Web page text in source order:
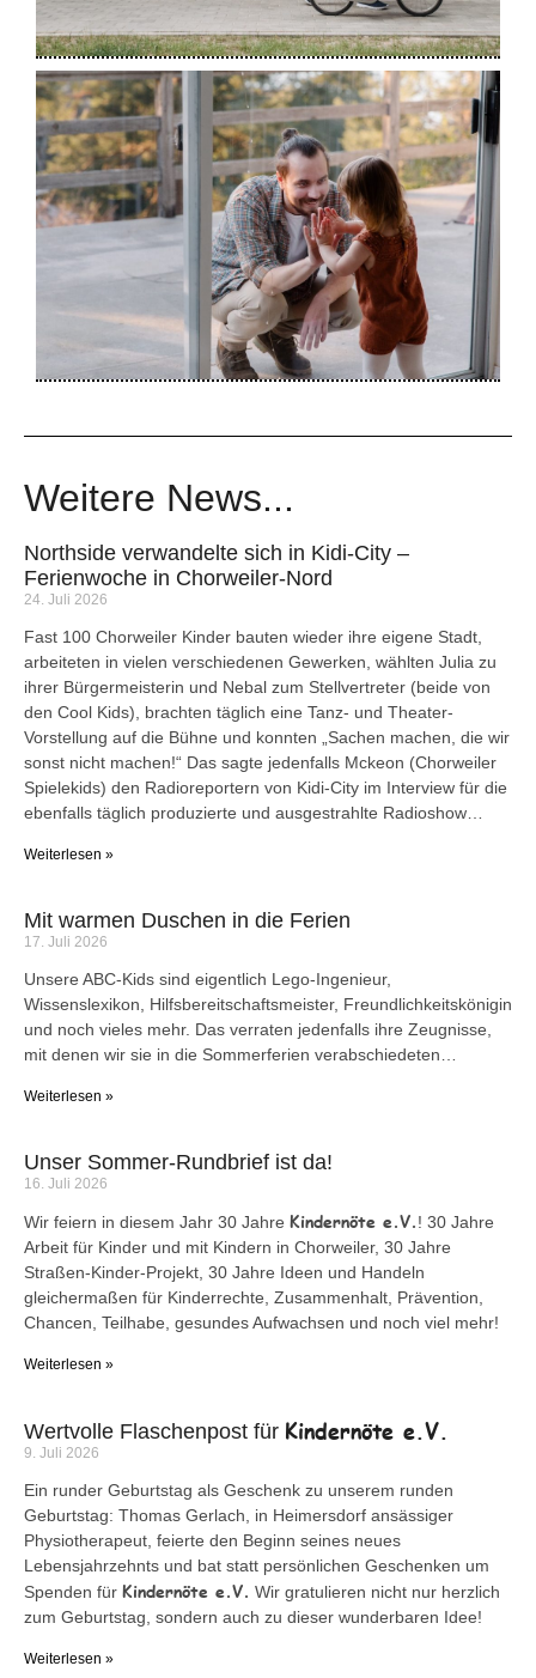
Weitere News...
Northside verwandelte sich in Kidi-City –
Ferienwoche in Chorweiler-Nord
24. Juli 2026
Fast 100 Chorweiler Kinder bauten wieder ihre eigene Stadt,
arbeiteten in vielen verschiedenen Gewerken, wählten Julia zu
ihrer Bürgermeisterin und Nebal zum Stellvertreter (beide von
den Cool Kids), brachten täglich eine Tanz- und Theater-
Vorstellung auf die Bühne und konnten „Sachen machen, die wir
sonst nicht machen!“ Das sagte jedenfalls Mckeon (Chorweiler
Spielekids) den Radioreportern von Kidi-City im Interview für die
ebenfalls täglich produzierte und ausgestrahlte Radioshow…
Weiterlesen »
Mit warmen Duschen in die Ferien
17. Juli 2026
Unsere ABC-Kids sind eigentlich Lego-Ingenieur,
Wissenslexikon, Hilfsbereitschaftsmeister, Freundlichkeitskönigin
und noch vieles mehr. Das verraten jedenfalls ihre Zeugnisse,
mit denen wir sie in die Sommerferien verabschiedeten…
Weiterlesen »
Unser Sommer-Rundbrief ist da!
16. Juli 2026
Wir feiern in diesem Jahr 30 Jahre Kindernöte e.V.! 30 Jahre
Arbeit für Kinder und mit Kindern in Chorweiler, 30 Jahre
Straßen-Kinder-Projekt, 30 Jahre Ideen und Handeln
gleichermaßen für Kinderrechte, Zusammenhalt, Prävention,
Chancen, Teilhabe, gesundes Aufwachsen und noch viel mehr!
Weiterlesen »
Wertvolle Flaschenpost für Kindernöte e.V.
9. Juli 2026
Ein runder Geburtstag als Geschenk zu unserem runden
Geburtstag: Thomas Gerlach, in Heimersdorf ansässiger
Physiotherapeut, feierte den Beginn seines neues
Lebensjahrzehnts und bat statt persönlichen Geschenken um
Spenden für Kindernöte e.V. Wir gratulieren nicht nur herzlich
zum Geburtstag, sondern auch zu dieser wunderbaren Idee!
Weiterlesen »